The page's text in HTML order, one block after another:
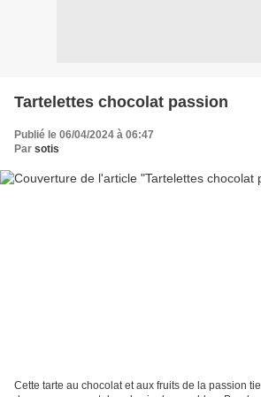
Tartelettes chocolat passion
Publié le 06/04/2024 à 06:47
Par sotis
Cette tarte au chocolat et aux fruits de la passion